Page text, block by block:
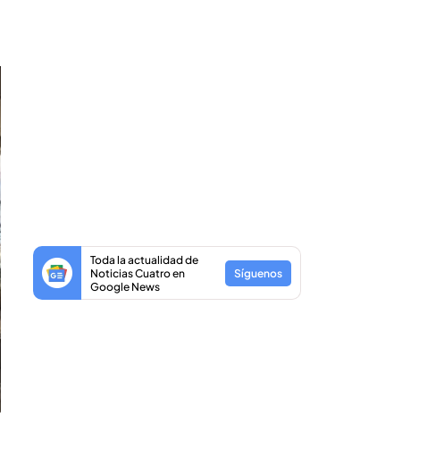
Toda la actualidad de
Noticias Cuatro en
Google News
Síguenos